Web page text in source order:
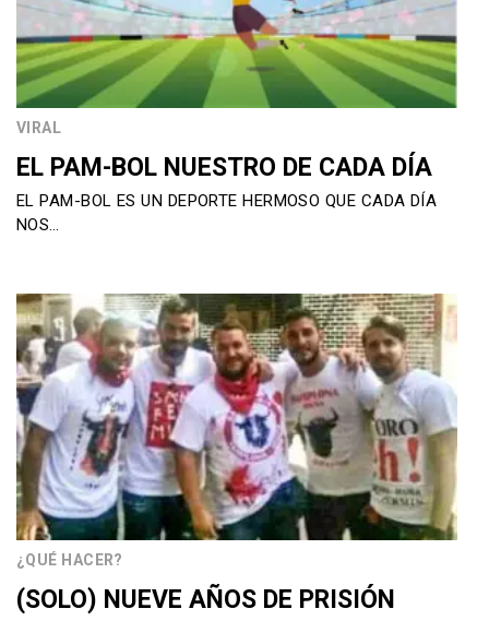
VIRAL
EL PAM-BOL NUESTRO DE CADA DÍA
EL PAM-BOL ES UN DEPORTE HERMOSO QUE CADA DÍA
NOS…
¿QUÉ HACER?
(SOLO) NUEVE AÑOS DE PRISIÓN